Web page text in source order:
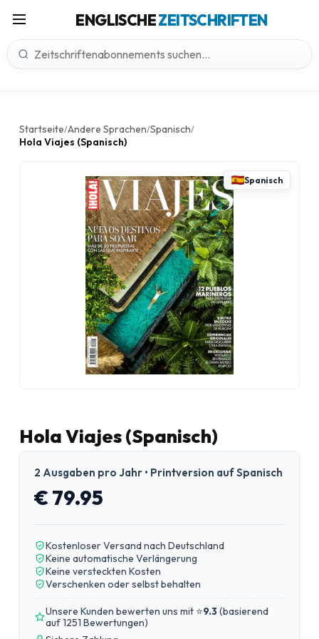
ENGLISCHEZEITSCHRIFTEN
Startseite/Andere Sprachen/Spanisch/
Hola Viajes (Spanisch)
Spanisch
Hola Viajes (Spanisch)
2 Ausgaben pro Jahr • Printversion auf Spanisch
€ 79.95
Kostenloser Versand nach Deutschland
Keine automatische Verlängerung
Keine versteckten Kosten
Verschenken oder selbst behalten
Unsere Kunden bewerten uns mit ⭐9.3(basierend
auf 1251 Bewertungen)